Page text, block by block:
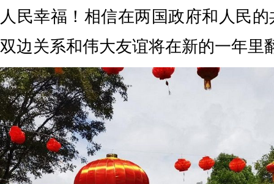
人民幸福！相信在两国政府和人民
双边关系和伟大友谊将在新的一年里